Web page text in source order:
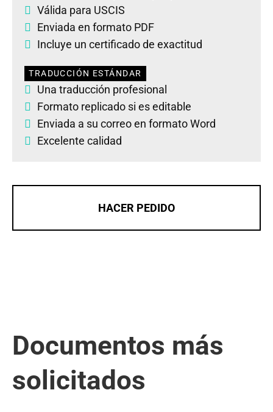
Válida para USCIS
Enviada en formato PDF
Incluye un certificado de exactitud
TRADUCCIÓN ESTÁNDAR
Una traducción profesional
Formato replicado si es editable
Enviada a su correo en formato Word
Excelente calidad
HACER PEDIDO
Documentos más
solicitados